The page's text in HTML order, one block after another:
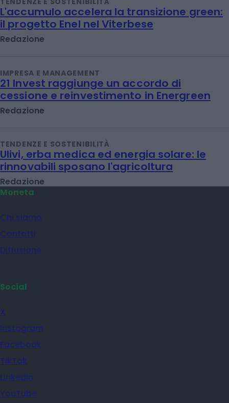
L'accumulo accelera la transizione green:
il progetto Enel nel Viterbese
Redazione
IMPRESA E MANAGEMENT
21 Invest raggiunge un accordo di
cessione e reinvestimento in Energreen
Redazione
TENDENZE E SOSTENIBILITÀ
Ulivi, erba medica ed energia solare: le
rinnovabili sposano l'agricoltura
Redazione
Moneta
Chi siamo
Contatti
Diffusione
Social
X
Instagram
Facebook
TikTok
Linkedin
YouTube